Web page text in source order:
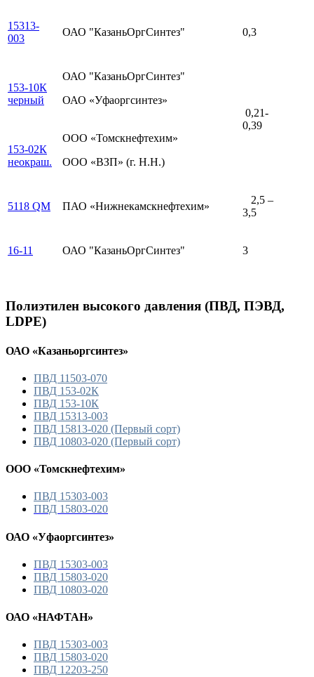
15313-
003
ОАО "КазаньОргСинтез" 0,3
153-10К
черный
ОАО "КазаньОргСинтез"
ОАО «Уфаоргсинтез»
0,21-
0,39
ООО «Томскнефтехим»
ООО «ВЗП» (г. Н.Н.)
153-02К
неокраш.
5118 QM ПАО «Нижнекамскнефтехим»
2,5 –
3,5
16-11 ОАО "КазаньОргСинтез" 3
Полиэтилен высокого давления (ПВД, ПЭВД,
LDPE)
ОАО «Казаньоргсинтез»
ПВД 11503-070
ПВД 153-02К
ПВД 153-10К
ПВД 15313-003
ПВД 15813-020 (Первый сорт)
ПВД 10803-020 (Первый сорт)
ООО «Томскнефтехим»
ПВД 15303-003
ПВД 15803-020
ОАО «Уфаоргсинтез»
ПВД 15303-003
ПВД 15803-020
ПВД 10803-020
ОАО «НАФТАН»
ПВД 15303-003
ПВД 15803-020
ПВД 12203-250